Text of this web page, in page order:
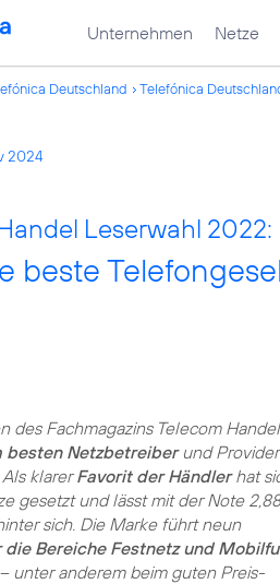
Unternehmen Netze
Deutschland Telefónica
2024
Leserwahl 2022:
beste
des Fachmagazins Telecom Handel
besten Netzbetreiberund
klarerFavorit der Händlerhat
gesetzt und lässt mit der Note
sich. Die Marke führt neun
die Bereiche Festnetz und
unter anderem beim guten Preis-